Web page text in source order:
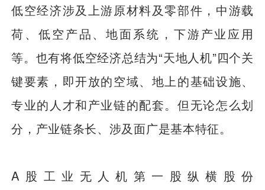
低空经济涉及上游原材料及零部件，中游载
荷、低空产品、地面系统，下游产业应用
等。也有将低空经济总结为“天地人机”四个关
键要素，即开放的空域、地上的基础设施、
专业的人才和产业链的配套。但无论怎么划
分，产业链条长、涉及面广是基本特征。
A股工业无人机第一股纵横股份